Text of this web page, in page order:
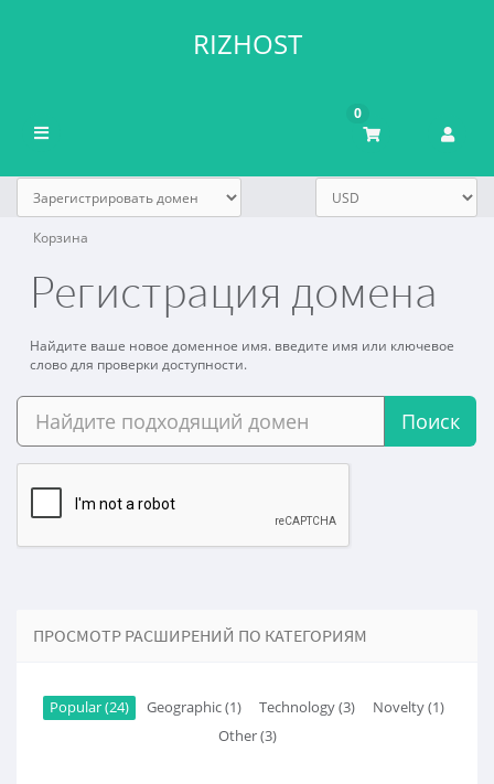
RIZHOST
Переключить
0
Корзина
Регистрация домена
Найдите ваше новое доменное имя. введите имя или ключевое
слово для проверки доступности.
Поиск
ПРОСМОТР РАСШИРЕНИЙ ПО КАТЕГОРИЯМ
Popular (24) Geographic (1) Technology (3)
Novelty (1)
Other (3)